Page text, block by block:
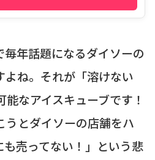
毎年話題になるダイソーの
よね。それが「溶けない
なアイスキューブです！
うとダイソーの店舗をハ
も売ってない！」という悲